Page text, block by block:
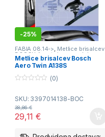
-25%
FABIA 08.14->, Metlice brisalcev
BOSCH Aerotwin - spredaj
Metlice brisalcev Bosch
Aero Twin A138S
u
t
o
f
(0)
SKU: 3397014138-BOC
29,11€
38,86€